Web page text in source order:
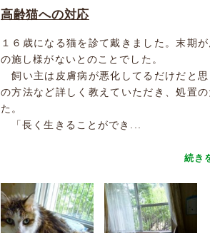
高齢猫への対応
１６歳になる猫を診て戴きました。末期
の施し様がないとのことでした。
飼い主は皮膚病が悪化してるだけだと
の方法など詳しく教えていただき、処置
た。
「長く生きることができ...
続き